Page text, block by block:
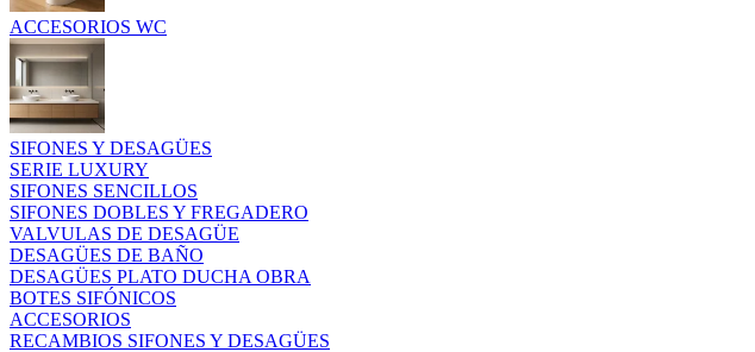
ACCESORIOS WC
SIFONES Y DESAGÜES
SERIE LUXURY
SIFONES SENCILLOS
SIFONES DOBLES Y FREGADERO
VALVULAS DE DESAGÜE
DESAGÜES DE BAÑO
DESAGÜES PLATO DUCHA OBRA
BOTES SIFÓNICOS
ACCESORIOS
RECAMBIOS SIFONES Y DESAGÜES